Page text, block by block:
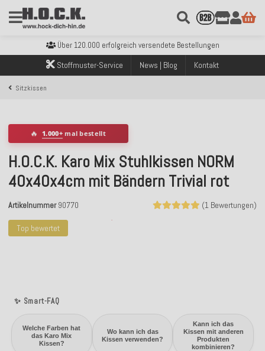
Über 120.000 erfolgreich versendete Bestellungen
Sicher bezahlen mit Klarna, PayPal & Amazon Pay
Kostenloser Versand innerhalb Deutschlands ab 99€ Bestellwert
Über 120.000 erfolgreich versendete Bestellungen
Stoffmuster-Service News | Blog Kontakt
Sitzkissen
Top bewertet
✨ Smart-FAQ
Welche Farben hat
das Karo Mix
Kissen?
Wo kann ich das
Kissen verwenden?
Kann ich das
Kissen mit anderen
Produkten
kombinieren?
🔥 1.000+mal bestellt
H.O.C.K. Karo Mix Stuhlkissen NORM
40x40x4cm mit Bändern Trivial rot
(1 Bewertungen)
Artikelnummer 90770